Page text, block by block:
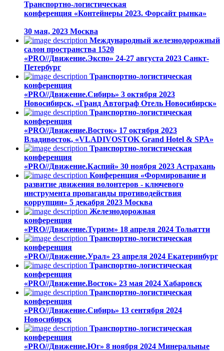
Транспортно-логистическая
конференция «Контейнеры 2023. Форсайт рынка»
30 мая, 2023 Москва
Международный железнодорожный
салон пространства 1520
«PRO//Движение.Экспо» 24-27 августа 2023 Санкт-
Петербург
Транспортно-логистическая
конференция
«PRO//Движение.Сибирь» 3 октября 2023
Новосибирск, «Гранд Автограф Отель Новосибирск»
Транспортно-логистическая
конференция
«PRO//Движение.Восток» 17 октября 2023
Владивосток, «VLADIVOSTOK Grand Hotel & SPA»
Транспортно-логистическая
конференция
«PRO//Движение.Каспий» 30 ноября 2023 Астрахань
Конференция «Формирование и
развитие движения волонтеров - ключевого
инструмента пропаганды противодействия
коррупции» 5 декабря 2023 Москва
Железнодорожная
конференция
«PRO//Движение.Туризм» 18 апреля 2024 Тольятти
Транспортно-логистическая
конференция
«PRO//Движение.Урал» 23 апреля 2024 Екатеринбург
Транспортно-логистическая
конференция
«PRO//Движение.Восток» 23 мая 2024 Хабаровск
Транспортно-логистическая
конференция
«PRO//Движение.Сибирь» 13 сентября 2024
Новосибирск
Транспортно-логистическая
конференция
«PRO//Движение.Юг» 8 ноября 2024 Минеральные